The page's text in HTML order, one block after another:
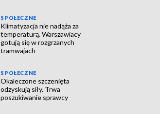
SPOŁECZNE
Klimatyzacja nie nadąża za
temperaturą. Warszawiacy
gotują się w rozgrzanych
tramwajach
SPOŁECZNE
Okaleczone szczenięta
odzyskują siły. Trwa
poszukiwanie sprawcy